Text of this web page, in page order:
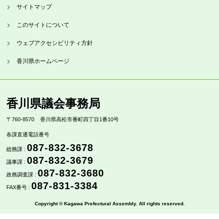
サイトマップ
このサイトについて
ウェブアクセシビリティ方針
香川県ホームページ
香川県議会事務局
〒760-8570 香川県高松市番町四丁目1番10号
各課直通電話番号
総務課 : 087-832-3678
議事課 : 087-832-3679
政務調査課 : 087-832-3680
FAX番号 : 087-831-3384
Copyright © Kagawa Prefectural Assembly. All rights reserved.